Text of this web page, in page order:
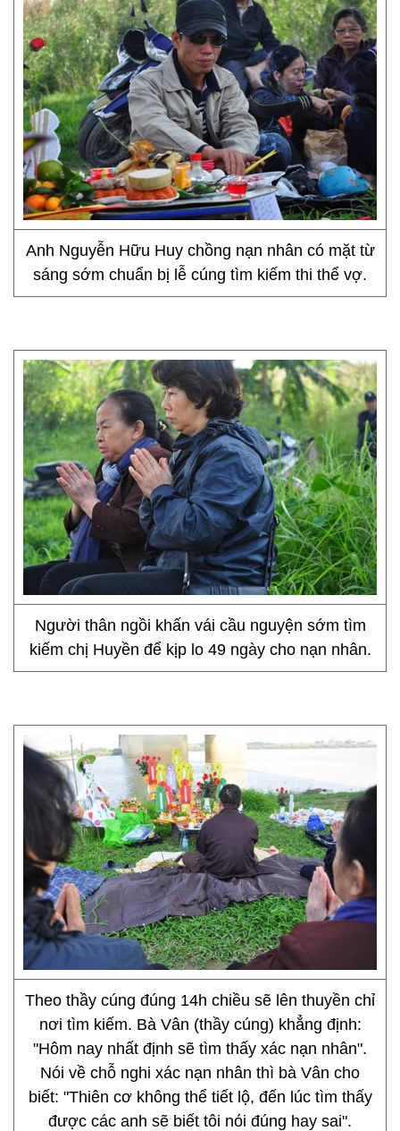
Anh Nguyễn Hữu Huy chồng nạn nhân có mặt từ
sáng sớm chuẩn bị lễ cúng tìm kiếm thi thể vợ.
Người thân ngồi khấn vái cầu nguyện sớm tìm
kiếm chị Huyền để kịp lo 49 ngày cho nạn nhân.
Theo thầy cúng đúng 14h chiều sẽ lên thuyền chỉ
nơi tìm kiếm. Bà Vân (thầy cúng) khẳng định:
"Hôm nay nhất định sẽ tìm thấy xác nạn nhân".
Nói về chỗ nghi xác nạn nhân thì bà Vân cho
biết: "Thiên cơ không thể tiết lộ, đến lúc tìm thấy
được các anh sẽ biết tôi nói đúng hay sai".